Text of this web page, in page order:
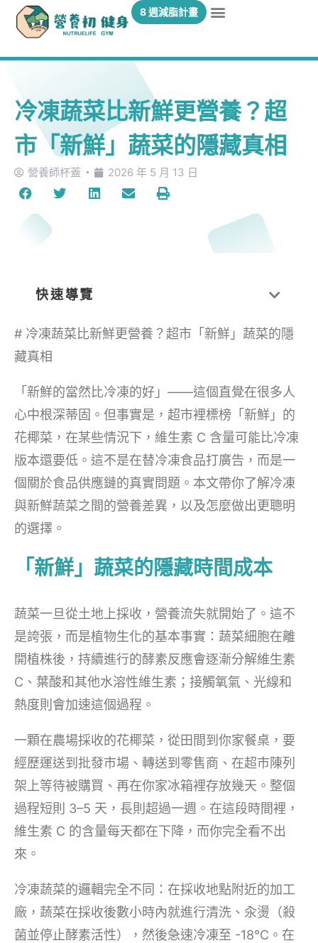
8 週減脂計畫
冷凍蔬菜比新鮮更營養？超
市「新鮮」蔬菜的隱藏真相
營養師杯蓋 2026 年 5 月 13 日
快速導覽
# 冷凍蔬菜比新鮮更營養？超市「新鮮」蔬菜的隱
藏真相
「新鮮的當然比冷凍的好」——這個直覺在很多人
心中根深蒂固。但事實是，超市裡標榜「新鮮」的
花椰菜，在某些情況下，維生素 C 含量可能比冷凍
版本還要低。這不是在替冷凍食品打廣告，而是一
個關於食品供應鏈的真實問題。本文帶你了解冷凍
與新鮮蔬菜之間的營養差異，以及怎麼做出更聰明
的選擇。
「新鮮」蔬菜的隱藏時間成本
蔬菜一旦從土地上採收，營養流失就開始了。這不
是誇張，而是植物生化的基本事實：蔬菜細胞在離
開植株後，持續進行的酵素反應會逐漸分解維生素
C、葉酸和其他水溶性維生素；接觸氧氣、光線和
熱度則會加速這個過程。
一顆在農場採收的花椰菜，從田間到你家餐桌，要
經歷運送到批發市場、轉送到零售商、在超市陳列
架上等待被購買、再在你家冰箱裡存放幾天。整個
過程短則 3–5 天，長則超過一週。在這段時間裡，
維生素 C 的含量每天都在下降，而你完全看不出
來。
冷凍蔬菜的邏輯完全不同：在採收地點附近的加工
廠，蔬菜在採收後數小時內就進行清洗、汆燙（殺
菌並停止酵素活性），然後急速冷凍至 -18°C。在